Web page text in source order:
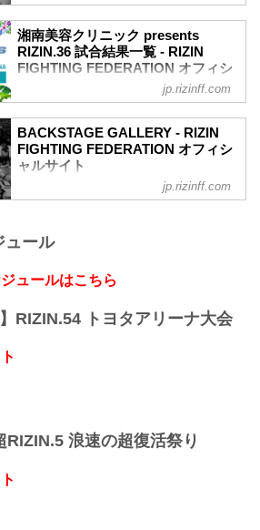
収めた「BACKSTAGE GALLERY」
第10試合〜第13試合までのvol.1はこちら
第9試合 ／昇侍 vs. ヤン・ジヨン
第8試合 ／渡慶次幸平 vs. 岸本篤史
岸本篤史3
渡慶次幸平3
第7試合 ／大雅 vs. 新田宗一朗
新田宗一朗3
藤田大和3
曹竜也3
第5試合 ／村元友太郎 vs. BJ
村元友太郎3
第4試合 ／伊藤裕樹 vs. 宮城友一
湘南美容クリニック presents
RIZIN.36 試合結果一覧 - RIZIN
FIGHTING FEDERATION オフィシ
RIZIN MMAルール：5分 3R（66.0kg）
（LOSE）鈴木博昭 vs. 平本蓮（WIN）
3R 判定 （1-2）
第12試合 ／山本美憂 vs. 大島沙緒里
（WIN）
≫ 試合結果詳細
RIZIN MMAルール：5分 3R（54.0kg）
jp.rizinff.com
BACKSTAGE GALLERY - RIZIN
FIGHTING FEDERATION オフィシ
ャルサイト
BACKSTAGE GALLERY の記事一覧 - 格
イジン ファイティング フェデレーショ
いきます。
jp.rizinff.com
ュール
ュールはこちら
RIZIN.54 トヨタアリーナ大会
RIZIN.5 浪速の超復活祭り